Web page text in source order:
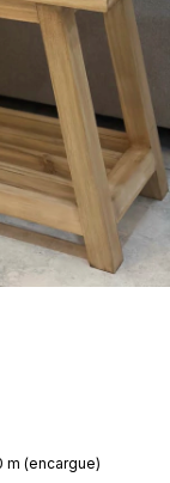
m (encargue)